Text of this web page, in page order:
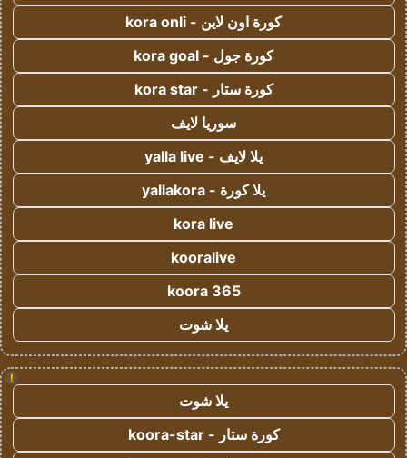
كورة اون لاين - kora onli
كورة جول - kora goal
كورة ستار - kora star
سوريا لايف
يلا لايف - yalla live
يلا كورة - yallakora
kora live
kooralive
koora 365
يلا شوت
!
يلا شوت
كورة ستار - koora-star